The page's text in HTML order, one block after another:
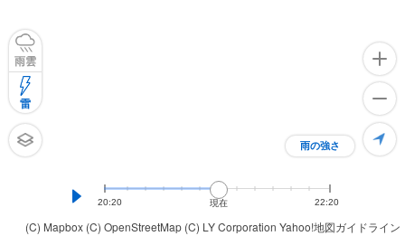
(C) Mapbox (C) OpenStreetMap (C) LY Corporation Yahoo!地図ガイドライン
雨の強さ
雨雲
雷
20:20 現在 22:20